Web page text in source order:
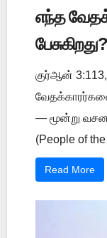
எந்த
பேசுகிறது?
குர்ஆன்
— மூன்று
(People of
Read More